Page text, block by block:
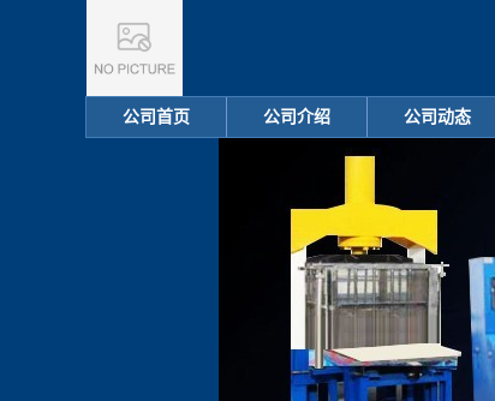
公司首页 公司介绍 公司动态